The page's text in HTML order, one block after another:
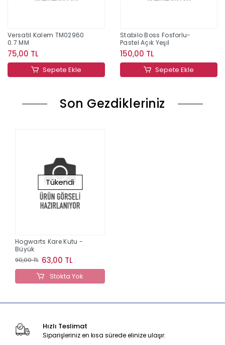
Versatil Kalem TM02960
0.7 MM
75,00 TL
Sepete Ekle
Stabilo Boss Fosforlu-
Pastel Açık Yeşil
150,00 TL
Sepete Ekle
Son Gezdikleriniz
Tükendi
Hogwarts Kare Kutu -
Büyük
90,00 TL 63,00 TL
Stokta Yok
Hızlı Teslimat
Siparişleriniz en kısa sürede elinize ulaşır.